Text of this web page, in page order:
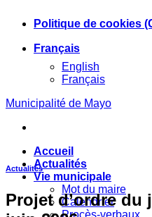
content
Politique de cookies
Français
English
Français
Municipalité de Mayo
Accueil
Actualités
Vie municipale
Mot du maire
Calendrier
Procès-verbaux
Actualités
Projet d’ordre du